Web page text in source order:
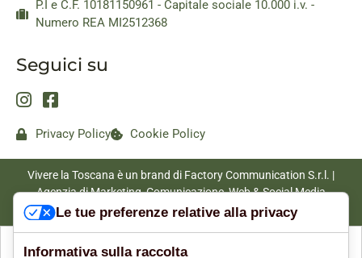
P.I e C.F. 10181150961 - Capitale sociale 10.000 i.v. -
Numero REA MI2512368
Seguici su
Privacy Policy Cookie Policy
Vivere la Toscana è un brand di Factory Communication S.r.l. |
Agenzia di Marketing, Comunicazione, Web & Social Media
|www.factorycommunication.it
Le tue preferenze relative alla privacy
Informativa sulla raccolta